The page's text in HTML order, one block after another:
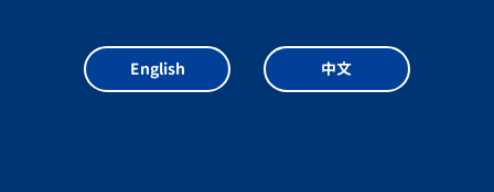
English 中文